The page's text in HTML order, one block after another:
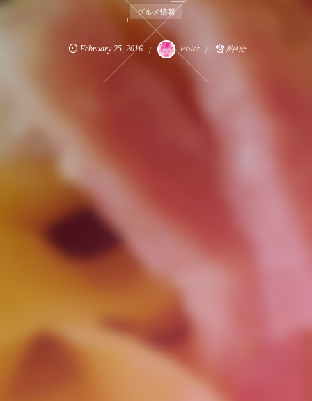
グルメ情報
February 25, 2016 violet 約4分